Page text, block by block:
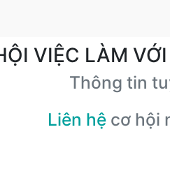
VIỆC LÀM
Thông tin
Liên hệ cơ hội